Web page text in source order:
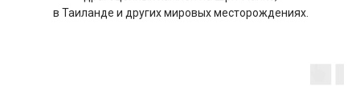
в Таиланде и других мировых месторождениях.